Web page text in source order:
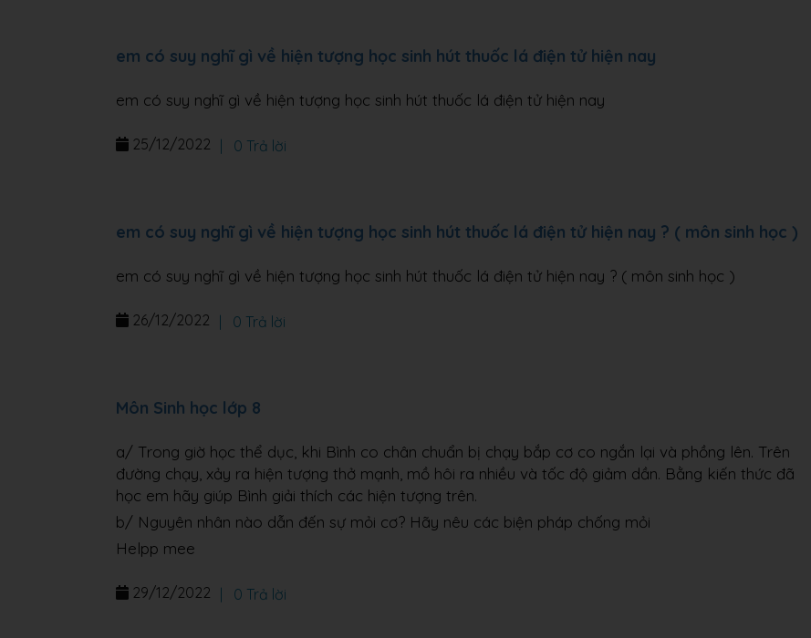
em có suy nghĩ gì về hiện tượng học sinh hút thuốc lá điện tử hiện nay
em có suy nghĩ gì về hiện tượng học sinh hút thuốc lá điện tử hiện nay
25/12/2022 0 Trả lời
em có suy nghĩ gì về hiện tượng học sinh hút thuốc lá điện tử hiện nay ? ( môn sinh học )
em có suy nghĩ gì về hiện tượng học sinh hút thuốc lá điện tử hiện nay ? ( môn sinh học )
26/12/2022 0 Trả lời
Môn Sinh học lớp 8
a/ Trong giờ học thể dục, khi Bình co chân chuẩn bị chạy bắp cơ co ngắn lại và phồng lên. Trên
đường chạy, xảy ra hiện tượng thở mạnh, mồ hôi ra nhiều và tốc độ giảm dần. Bằng kiến thức đã
học em hãy giúp Bình giải thích các hiện tượng trên.
b/ Nguyên nhân nào dẫn đến sự mỏi cơ? Hãy nêu các biện pháp chống mỏi
Helpp mee
29/12/2022 0 Trả lời